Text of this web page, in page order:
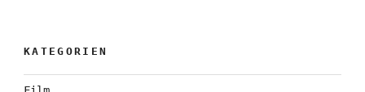
KATEGORIEN